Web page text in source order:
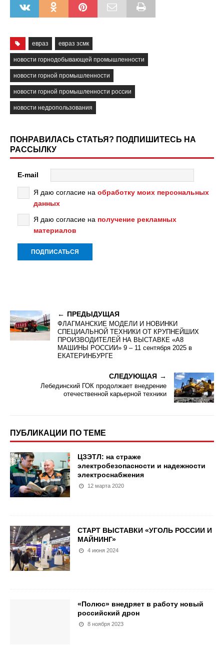
евраз евраз зсмк
новости горнодобывающей промышленности
новости горной промышленности
новости горной промышленности россии
новости недропользования
ПОНРАВИЛАСЬ СТАТЬЯ? ПОДПИШИТЕСЬ НА
РАССЫЛКУ
E-mail
Я даю согласие на обработку моих персональных
данных
Я даю согласие на получение рекламных
материалов
ПРЕДЫДУЩАЯ
ФЛАГМАНСКИЕ МОДЕЛИ И НОВИНКИ
СПЕЦИАЛЬНОЙ ТЕХНИКИ ОТ КРУПНЕЙШИХ
ПРОИЗВОДИТЕЛЕЙ НА ВЫСТАВКЕ «А8
МАШИНЫ РОССИИ» 9 – 11 сентября 2025 в
ЕКАТЕРИНБУРГЕ
СЛЕДУЮЩАЯ
Лебединский ГОК продолжает внедрение
отечественной карьерной техники
ПУБЛИКАЦИИ ПО ТЕМЕ
ЦЗЭТЛ: на страже
электробезопасности и надежности
электроснабжения
12 марта 2020
СТАРТ ВЫСТАВКИ «УГОЛЬ РОССИИ И
МАЙНИНГ»
4 июня 2024
«Полюс» внедряет в работу новый
российский дрон
8 ноября 2023